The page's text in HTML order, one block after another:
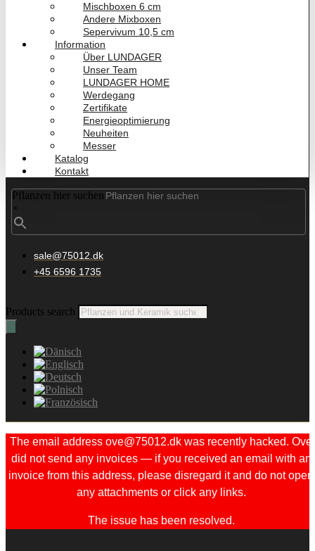
Mischboxen 6 cm
Andere Mixboxen
Sepervivum 10,5 cm
Information
Über LUNDAGER
Unser Team
LUNDAGER HOME
Werdegang
Zertifikate
Energieoptimierung
Neuheiten
Messer
Katalog
Kontakt
Pflanzen hier suchen
×
sale@75012.dk
+45 6596 1735
Products search
The email address ove@75012.dk was recently hacked. Ove
did not send any invoices — if you received an email with an
invoice from this address, please disregard it and do not open
any attachments or click any links.
The issue has been resolved.